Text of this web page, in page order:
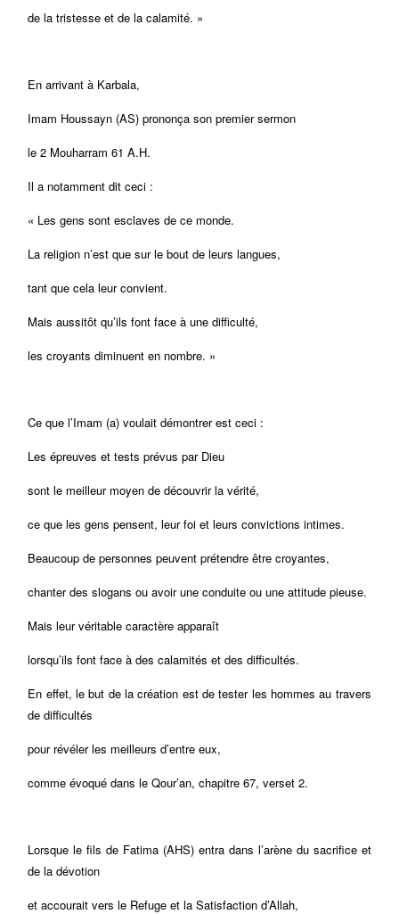
de la tristesse et de la calamité. »
En arrivant à Karbala,
Imam Houssayn (AS) prononça son premier sermon
le 2 Mouharram 61 A.H.
Il a notamment dit ceci :
« Les gens sont esclaves de ce monde.
La religion n’est que sur le bout de leurs langues,
tant que cela leur convient.
Mais aussitôt qu’ils font face à une difficulté,
les croyants diminuent en nombre. »
Ce que l’Imam (a) voulait démontrer est ceci :
Les épreuves et tests prévus par Dieu
sont le meilleur moyen de découvrir la vérité,
ce que les gens pensent, leur foi et leurs convictions intimes.
Beaucoup de personnes peuvent prétendre être croyantes,
chanter des slogans ou avoir une conduite ou une attitude pieuse.
Mais leur véritable caractère apparaît
lorsqu’ils font face à des calamités et des difficultés.
En effet, le but de la création est de tester les hommes au travers
de difficultés
pour révéler les meilleurs d’entre eux,
comme évoqué dans le Qour’an, chapitre 67, verset 2.
Lorsque le fils de Fatima (AHS) entra dans l’arène du sacrifice et
de la dévotion
et accourait vers le Refuge et la Satisfaction d’Allah,